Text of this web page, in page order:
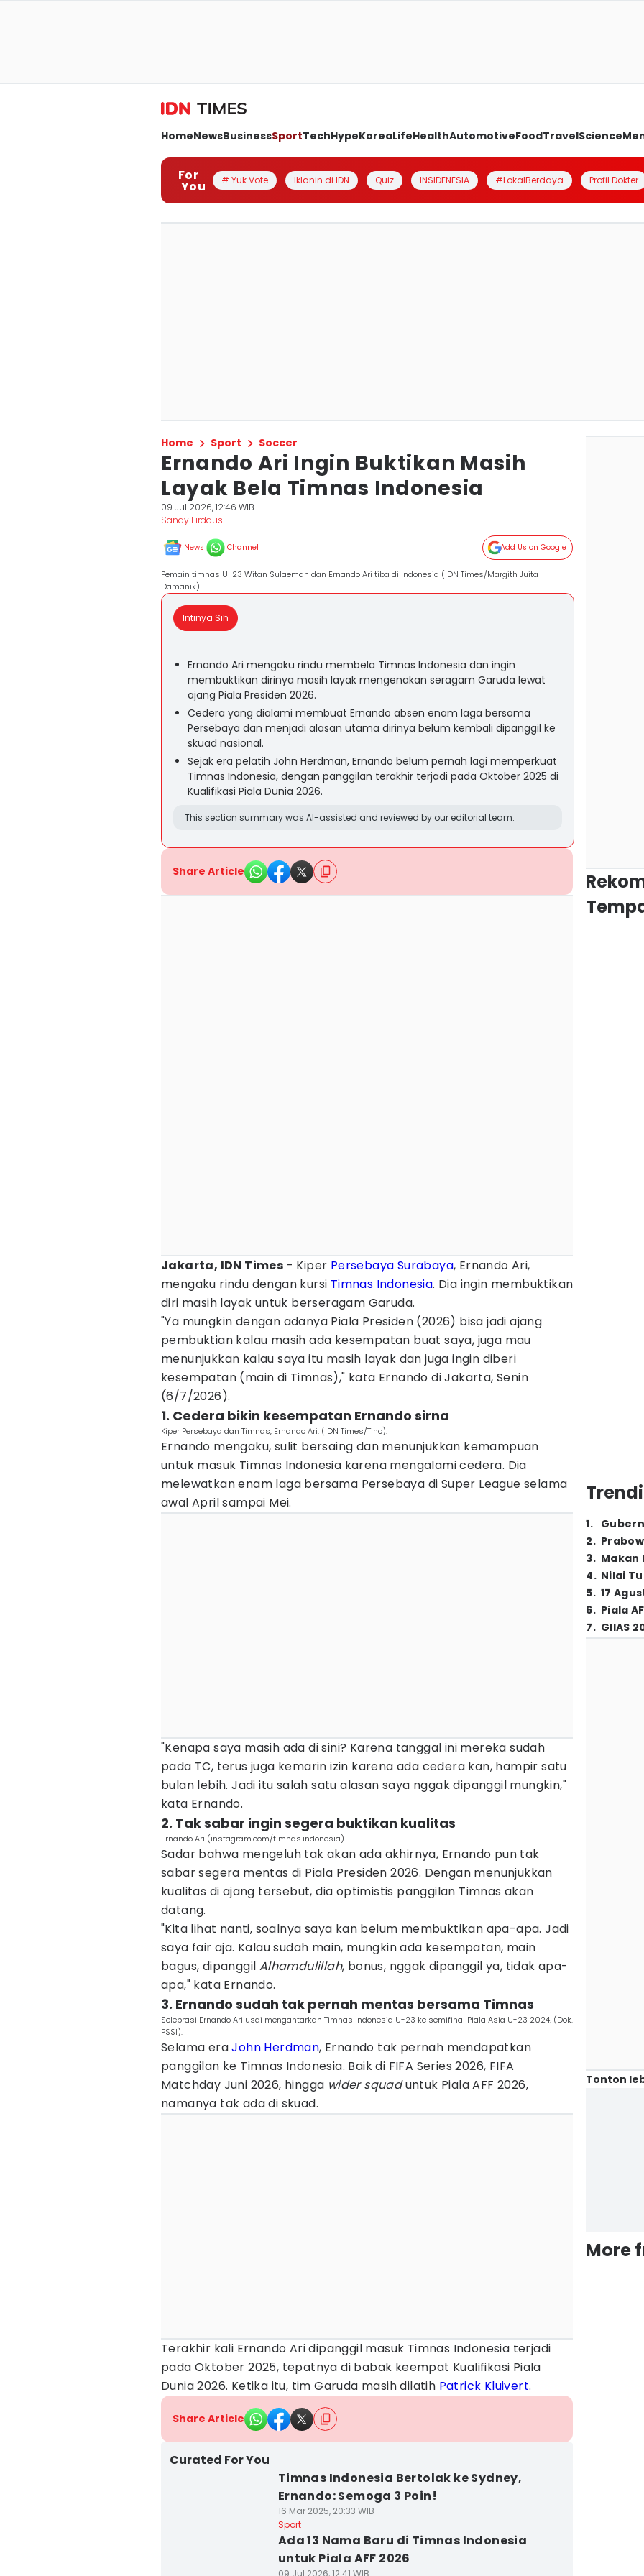
HomeNewsBusinessSportTechHypeKoreaLifeHealthAutomotiveFoodTravelScience
For
You # Yuk Vote Iklanin di IDN Quiz INSIDENESIA #LokalBerdaya Profil Dokter
Home Sport Soccer
Ernando Ari Ingin Buktikan Masih
Layak Bela Timnas Indonesia
09 Jul 2026, 12:46 WIB
Sandy Firdaus
News Channel Add Us on Google
Pemain timnas U-23 Witan Sulaeman dan Ernando Ari tiba di Indonesia (IDN Times/Margith Juita
Damanik)
Intinya Sih
Ernando Ari mengaku rindu membela Timnas Indonesia dan ingin
membuktikan dirinya masih layak mengenakan seragam Garuda lewat
ajang Piala Presiden 2026.
Cedera yang dialami membuat Ernando absen enam laga bersama
Persebaya dan menjadi alasan utama dirinya belum kembali dipanggil ke
skuad nasional.
Sejak era pelatih John Herdman, Ernando belum pernah lagi memperkuat
Timnas Indonesia, dengan panggilan terakhir terjadi pada Oktober 2025 di
Kualifikasi Piala Dunia 2026.
This section summary was AI-assisted and reviewed by our editorial team.
Share Article
Jakarta, IDN Times - Kiper Persebaya Surabaya, Ernando Ari,
mengaku rindu dengan kursi Timnas Indonesia. Dia ingin membuktikan
diri masih layak untuk berseragam Garuda.
"Ya mungkin dengan adanya Piala Presiden (2026) bisa jadi ajang
pembuktian kalau masih ada kesempatan buat saya, juga mau
menunjukkan kalau saya itu masih layak dan juga ingin diberi
kesempatan (main di Timnas)," kata Ernando di Jakarta, Senin
(6/7/2026).
1. Cedera bikin kesempatan Ernando sirna
Kiper Persebaya dan Timnas, Ernando Ari. (IDN Times/Tino).
Ernando mengaku, sulit bersaing dan menunjukkan kemampuan
untuk masuk Timnas Indonesia karena mengalami cedera. Dia
melewatkan enam laga bersama Persebaya di Super League selama
awal April sampai Mei.
"Kenapa saya masih ada di sini? Karena tanggal ini mereka sudah
pada TC, terus juga kemarin izin karena ada cedera kan, hampir satu
bulan lebih. Jadi itu salah satu alasan saya nggak dipanggil mungkin,"
kata Ernando.
2. Tak sabar ingin segera buktikan kualitas
Ernando Ari (instagram.com/timnas.indonesia)
Sadar bahwa mengeluh tak akan ada akhirnya, Ernando pun tak
sabar segera mentas di Piala Presiden 2026. Dengan menunjukkan
kualitas di ajang tersebut, dia optimistis panggilan Timnas akan
datang.
"Kita lihat nanti, soalnya saya kan belum membuktikan apa-apa. Jadi
saya fair aja. Kalau sudah main, mungkin ada kesempatan, main
bagus, dipanggil Alhamdulillah, bonus, nggak dipanggil ya, tidak apa-
apa," kata Ernando.
3. Ernando sudah tak pernah mentas bersama Timnas
Selebrasi Ernando Ari usai mengantarkan Timnas Indonesia U-23 ke semifinal Piala Asia U-23 2024. (Dok.
PSSI).
Selama eraJohn Herdman, Ernando tak pernah mendapatkan
panggilan ke Timnas Indonesia. Baik di FIFA Series 2026, FIFA
Matchday Juni 2026, hingga wider squaduntuk Piala AFF 2026,
namanya tak ada di skuad.
Terakhir kali Ernando Ari dipanggil masuk Timnas Indonesia terjadi
pada Oktober 2025, tepatnya di babak keempat Kualifikasi Piala
Dunia 2026. Ketika itu, tim Garuda masih dilatih Patrick Kluivert.
Share Article
Curated For You
Timnas Indonesia Bertolak ke Sydney,
Ernando: Semoga 3 Poin!
16 Mar 2025, 20:33 WIB
Sport
Ada 13 Nama Baru di Timnas Indonesia
untuk Piala AFF 2026
09 Jul 2026, 12:41 WIB
1.
2.
3. Makan
4. Nilai
5. 17
6. Piala
7. GIIAS
Tonton
More